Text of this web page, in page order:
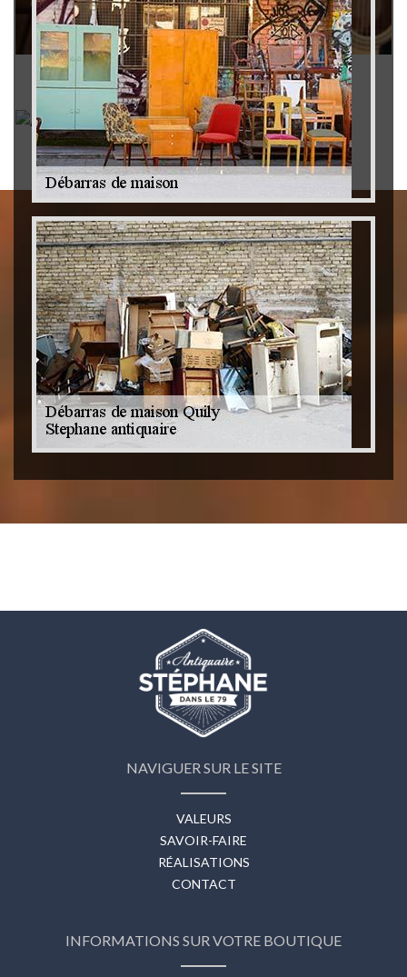
Rachat instrument de musique 79
Achat antiquité 79
NAVIGUER SUR LE SITE
VALEURS
SAVOIR-FAIRE
RÉALISATIONS
CONTACT
INFORMATIONS SUR VOTRE BOUTIQUE